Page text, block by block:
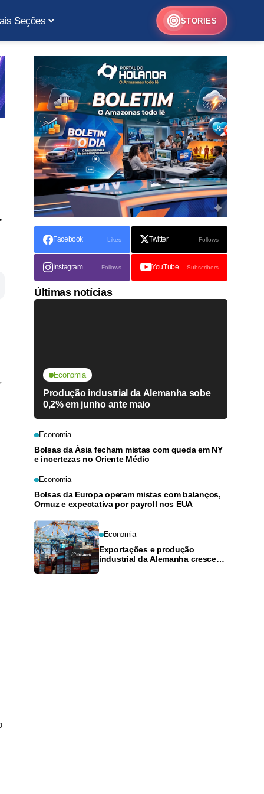
Seções STORIES
Facebook Likes Twitter Follows
Instagram Follows YouTube Subscribers
Últimas notícias
Economia
Produção industrial da Alemanha sobe
0,2% em junho ante maio
Economia
Bolsas da Ásia fecham mistas com queda em NY
e incertezas no Oriente Médio
Economia
Bolsas da Europa operam mistas com balanços,
Ormuz e expectativa por payroll nos EUA
Economia
Exportações e produção
industrial da Alemanha crescem